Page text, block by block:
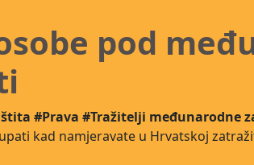
pod
#Prava #Tražitelji međunarodne
kad namjeravate u Hrvatskoj